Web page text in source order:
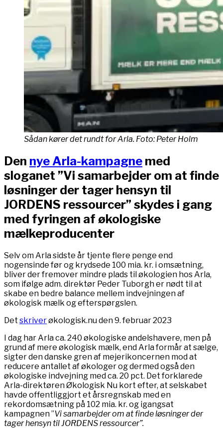
Sådan kører det rundt for Arla. Foto: Peter Holm
Den nye Arla-kampagne med
sloganet ”Vi samarbejder om at finde
løsninger der tager hensyn til
JORDENS ressourcer” skydes i gang
med fyringen af økologiske
mælkeproducenter
Selv om Arla sidste år tjente flere penge end
nogensinde før og krydsede 100 mia. kr. i omsætning,
bliver der fremover mindre plads til økologien hos Arla,
som ifølge adm. direktør Peder Tuborgh er nødt til at
skabe en bedre balance mellem indvejningen af
økologisk mælk og efterspørgslen.
Det skriverøkologisk.nu den 9. februar 2023
I dag har Arla ca. 240 økologiske andelshavere, men på
grund af mere økologisk mælk, end Arla formår at sælge,
sigter den danske gren af mejerikoncernen mod at
reducere antallet af økologer og dermed også den
økologiske indvejning med ca. 20 pct. Det forklarede
Arla-direktøren Økologisk Nu kort efter, at selskabet
havde offentliggjort et årsregnskab med en
rekordomsætning på 102 mia. kr. og igangsat
kampagnen ”Vi samarbejder om at finde løsninger der
tager hensyn til JORDENS ressourcer”.